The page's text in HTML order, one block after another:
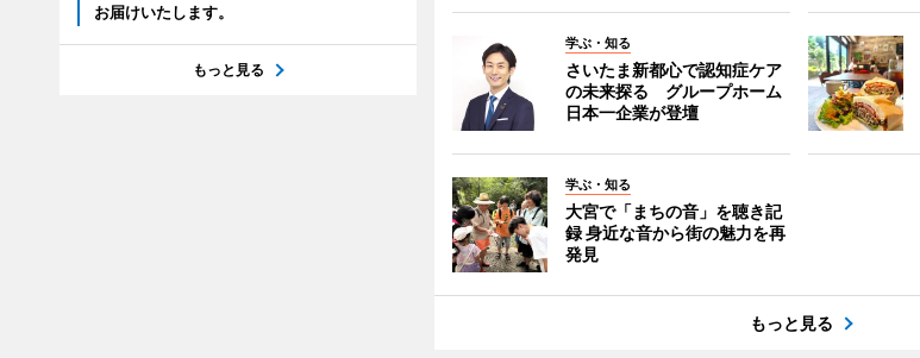
学ぶ・知る
さいたま新都心で認知症ケア
の未来探る グループホーム
日本一企業が登壇
学ぶ・知る
大宮で「まちの音」を聴き記
録 身近な音から街の魅力を再
発見
もっと見る
お届けいたします。
もっと見る